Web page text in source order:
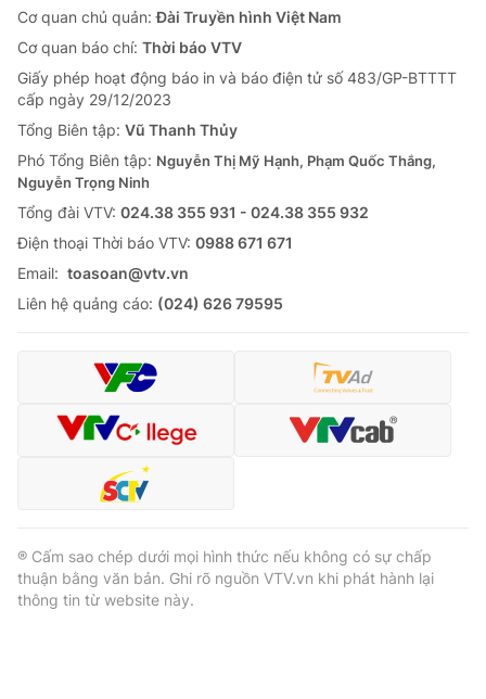
Cơ quan chủ quản:Đài Truyền hình Việt Nam
Cơ quan báo chí: Thời báo VTV
Giấy phép hoạt động báo in và báo điện tử số 483/GP-BTTTT
cấp ngày 29/12/2023
Tổng Biên tập: Vũ Thanh Thủy
Phó Tổng Biên tập: Nguyễn Thị Mỹ Hạnh, Phạm Quốc Thắng,
Nguyễn Trọng Ninh
Tổng đài VTV: 024.38 355 931 - 024.38 355 932
Ðiện thoại Thời báo VTV: 0988 671 671
Email: toasoan@vtv.vn
Liên hệ quảng cáo: (024) 626 79595
® Cấm sao chép dưới mọi hình thức nếu không có sự chấp
thuận bằng văn bản. Ghi rõ nguồn VTV.vn khi phát hành lại
thông tin từ website này.